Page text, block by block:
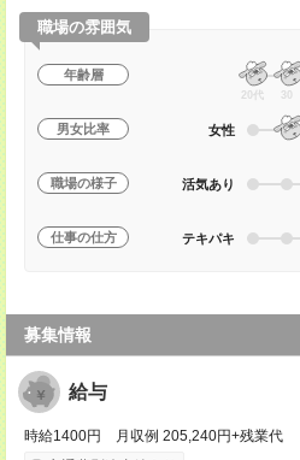
職場の雰囲気
年齢層
20代 30
男女比率 女性
職場の様子 活気あり
仕事の仕方 テキパキ
募集情報
給与
時給1400円 月収例 205,240円+残業代